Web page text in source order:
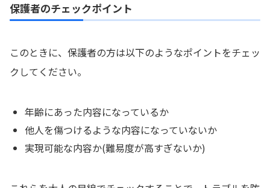
保護者のチェックポイント
このときに、保護者の方は以下のようなポイントをチェッ
クしてください。
年齢にあった内容になっているか
他人を傷つけるような内容になっていないか
実現可能な内容か(難易度が高すぎないか)